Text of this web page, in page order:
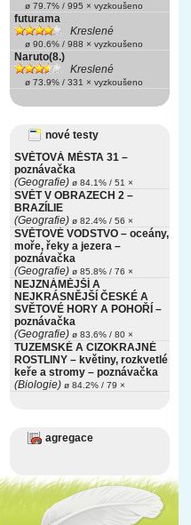
ø 79.7% / 995 × vyzkoušeno
futurama
Kreslené
ø 90.6% / 988 × vyzkoušeno
Naruto(8.)
Kreslené
ø 73.9% / 331 × vyzkoušeno
nové testy
SVĚTOVÁ MĚSTA 31 –
poznávačka
(Geografie) ø 84.1% / 51 ×
SVĚT V OBRAZECH 2 –
BRAZÍLIE
(Geografie) ø 82.4% / 56 ×
SVĚTOVÉ VODSTVO – oceány,
moře, řeky a jezera –
poznávačka
(Geografie) ø 85.8% / 76 ×
NEJZNÁMĚJŠÍ A
NEJKRÁSNĚJŠÍ ČESKÉ A
SVĚTOVÉ HORY A POHOŘÍ –
poznávačka
(Geografie) ø 83.6% / 80 ×
TUZEMSKÉ A CIZOKRAJNÉ
ROSTLINY – květiny, rozkvetlé
keře a stromy – poznávačka
(Biologie) ø 84.2% / 79 ×
agregace